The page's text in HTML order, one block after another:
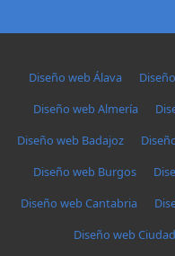
Diseño web Álava
Diseño web Almería
Diseño web Badajoz
Diseño web Burgos
Diseño web Cantabria
Diseño web